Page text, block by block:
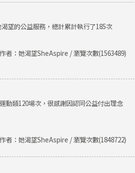
望的公益服務，總計累計執行了185次
作者：她渴望SheAspire / 瀏覽次數(1563489)
動類120場次，很感謝因認同公益付出理念
作者：她渴望SheAspire / 瀏覽次數(1848722)